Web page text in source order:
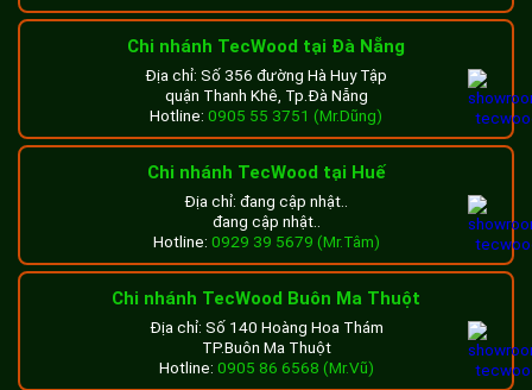
Chi nhánh TecWood tại Đà Nẵng
Địa chỉ: Số 356 đường Hà Huy Tập
quận Thanh Khê, Tp.Đà Nẵng
Hotline: 0905 55 3751 (Mr.Dũng)
Chi nhánh TecWood tại Huế
Địa chỉ: đang cập nhật..
đang cập nhật..
Hotline: 0929 39 5679 (Mr.Tâm)
Chi nhánh TecWood Buôn Ma Thuột
Địa chỉ: Số 140 Hoàng Hoa Thám
TP.Buôn Ma Thuột
Hotline: 0905 86 6568 (Mr.Vũ)